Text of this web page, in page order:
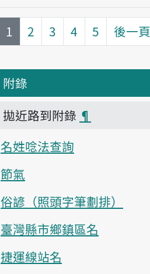
第
1 2 3 4 5 後一頁
附錄
拋近路到附錄 ¶
名姓唸法查詢
節氣
俗諺（照頭字筆劃排）
臺灣縣市鄉鎮區名
捷運線站名